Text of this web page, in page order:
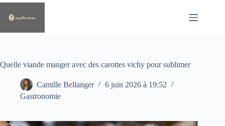
Passer
contenu
Quelle viande manger avec des carottes vichy pour sublimer
Camille Bellanger
6 juin 2026 à 19:52
Gastronomie